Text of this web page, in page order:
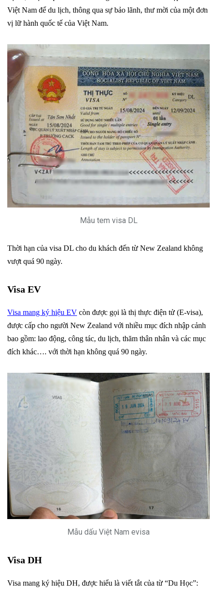
Việt Nam để du lịch, thông qua sự bảo lãnh, thư mời của một đơn
vị lữ hành quốc tế của Việt Nam.
Mẫu tem visa DL
Thời hạn của visa DL cho du khách đến từ New Zealand không
vượt quá 90 ngày.
Visa EV
Visa mang ký hiệu EV còn được gọi là thị thực điện tử (E-visa),
được cấp cho người New Zealand với nhiều mục đích nhập cảnh
bao gồm: lao động, công tác, du lịch, thăm thân nhân và các mục
đích khác…. với thời hạn không quá 90 ngày.
Mẫu dấu Việt Nam evisa
Visa DH
Visa mang ký hiệu DH, được hiểu là viết tắt của từ “Du Học”: